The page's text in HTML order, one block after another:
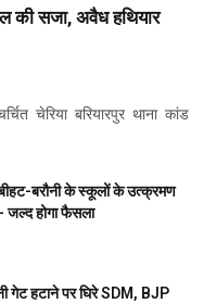
की सजा, अवैध हथियार
चेरिया बरियारपुर थाना कांड
बीहट-बरौनी के स्कूलों के उत्क्रमण
जल्द होगा फैसला
गेट हटाने पर घिरे SDM, BJP